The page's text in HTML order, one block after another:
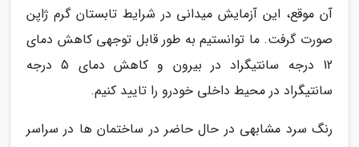
آن موقع، این آزمایش میدانی در شرایط تابستان گرم ژاپن
صورت گرفت. ما توانستیم به طور قابل توجهی کاهش دمای
12 درجه سانتیگراد در بیرون و کاهش دمای 5 درجه
سانتیگراد در محیط داخلی خودرو را تایید کنیم.
رنگ سرد مشابهی در حال حاضر در ساختمان ها در سراسر